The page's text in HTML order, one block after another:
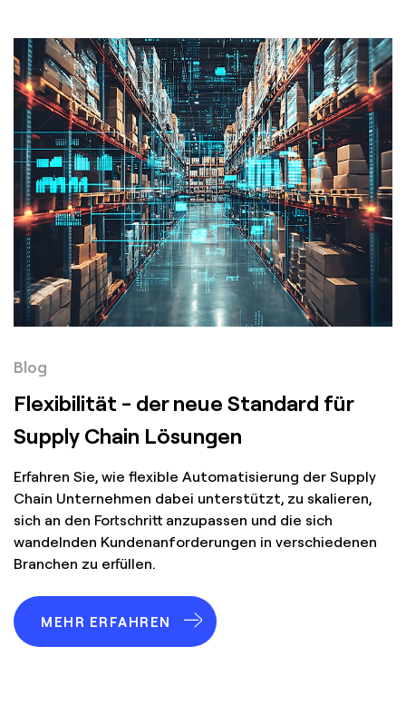
Blog
Flexibilität - der neue Standard für
Supply Chain Lösungen
Erfahren Sie, wie flexible Automatisierung der Supply
Chain Unternehmen dabei unterstützt, zu skalieren,
sich an den Fortschritt anzupassen und die sich
wandelnden Kundenanforderungen in verschiedenen
Branchen zu erfüllen.
MEHR ERFAHREN